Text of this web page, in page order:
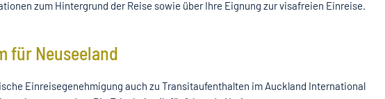
zum Hintergrund der Reise sowie über Ihre Eignung zur visafreien Einreise.
für Neuseeland
Einreisegenehmigung auch zu Transitaufenthalten im Auckland International